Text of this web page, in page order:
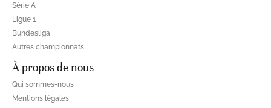
Série A
Ligue 1
Bundesliga
Autres championnats
À propos de nous
Qui sommes-nous
Mentions légales